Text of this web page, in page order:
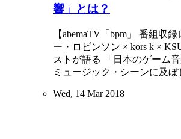
響」とは？
【abemaTV「bpm」 番組収
ー・ロビンソン × kors k ×
ストが語る 「日本のゲーム
ミュージック・シーンに及ぼ
Wed, 14 Mar 2018